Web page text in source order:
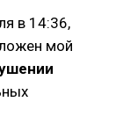
в 14:36,
мой